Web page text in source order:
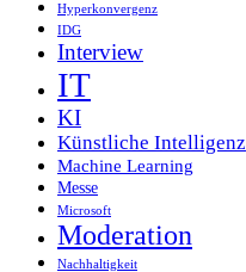
Hyperkonvergenz
IDG
Interview
IT
KI
Künstliche Intelligenz
Machine Learning
Messe
Microsoft
Moderation
Nachhaltigkeit